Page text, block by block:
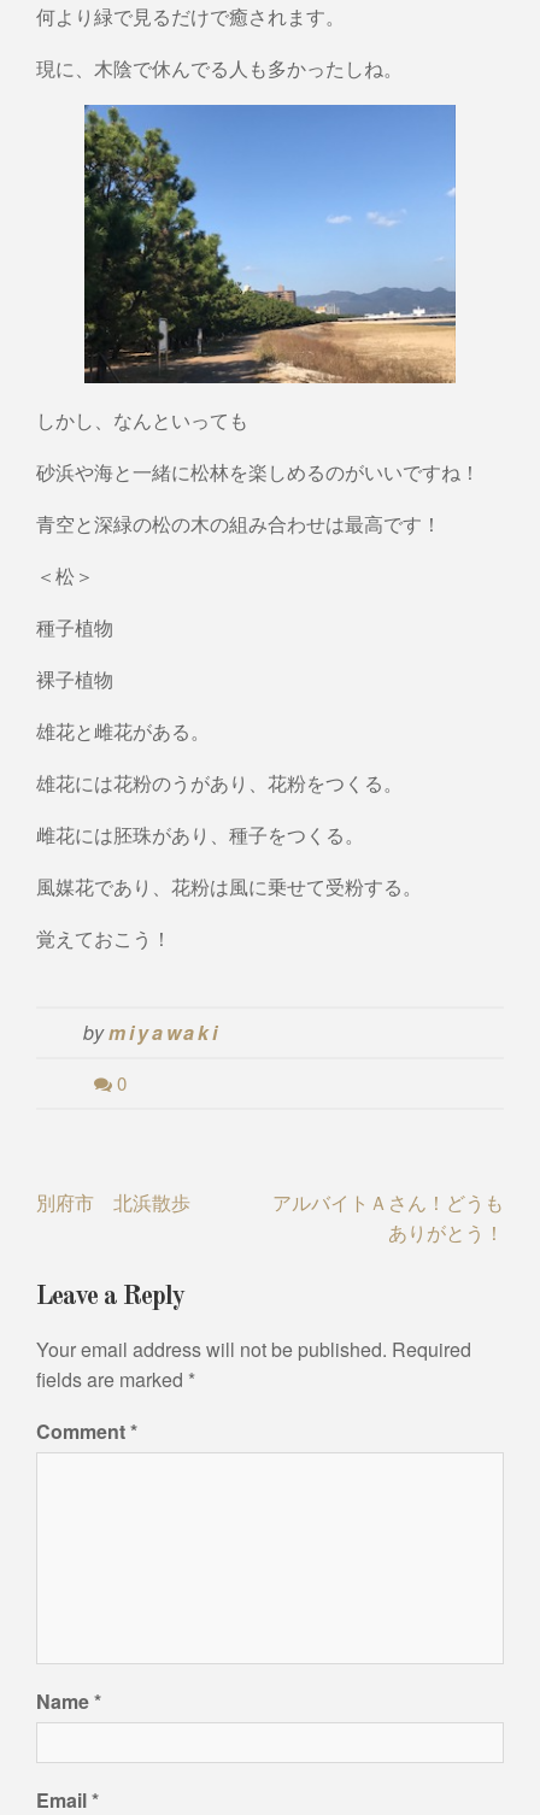
何より緑で見るだけで癒されます。
現に、木陰で休んでる人も多かったしね。
しかし、なんといっても
砂浜や海と一緒に松林を楽しめるのがいいですね！
青空と深緑の松の木の組み合わせは最高です！
＜松＞
種子植物
裸子植物
雄花と雌花がある。
雄花には花粉のうがあり、花粉をつくる。
雌花には胚珠があり、種子をつくる。
風媒花であり、花粉は風に乗せて受粉する。
覚えておこう！
bymiyawaki
0
Post
別府市 北浜散歩
アルバイトＡさん！どうも
ありがとう！
Leave a Reply
Your email address will not be published. Required
fields are marked *
Comment*
Name*
Email*